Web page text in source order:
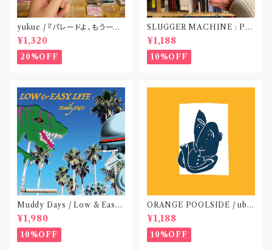
yukue / 『パレードよ、もう一度』
(TAPE)
¥1,320
20%OFF
SLUGGER MACHINE : PE
ACE OUT! / we die if we d
o not do “DIG”(SPLIT CD)
〝横浜&札幌〟
¥1,188
10%OFF
Muddy Days / Low & Easy
Life〝東京〟
¥1,980
10%OFF
ORANGE POOLSIDE / ubu
(CD作品)〝神奈川・厚木〟
¥1,188
10%OFF